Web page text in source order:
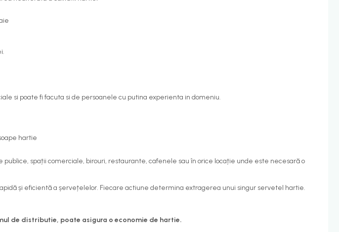
si poate fi facuta si de persoanele cu putina experienta in domeniu.
hartie
spații comerciale, birouri, restaurante, cafenele sau în orice locație unde este necesară o
și eficientă a șervețelelor. Fiecare actiune determina extragerea unui singur servetel hartie.
de distributie, poate asigura o economie de hartie.